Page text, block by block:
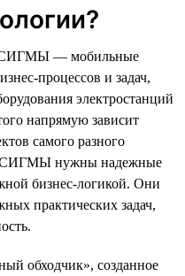
СИГМЫ — мобильные
процессов и задач,
электростанций
напрямую зависит
самого разного
СИГМЫ нужны надежные
бизнес-логикой. Они
практических задач,
обходчик», созданное